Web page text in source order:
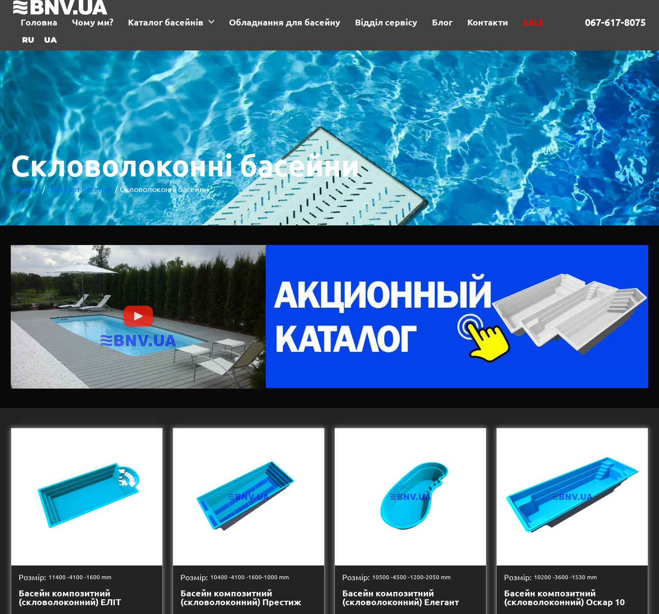
Головна Чому ми? Каталог басейнів Обладнання для басейну Відділ сервісу Блог Контакти SALE 067-617-8075
RU UA
Скловолоконні басейни
Головна/ Стандарт басейни / Скловолоконні басейни
Розмір: 11400 -4100 -1600 mm
Басейн композитний
(скловолоконний) ЕЛІТ
Розмір: 10400 -4100 -1600-1000 mm
Басейн композитний
(скловолоконний) Престиж
Розмір: 10500 -4500 -1200-2050 mm
Басейн композитний
(скловолоконний) Елегант
Розмір: 10200 -3600 -1530 mm
Басейн композитний
(скловолоконний) Оскар 10